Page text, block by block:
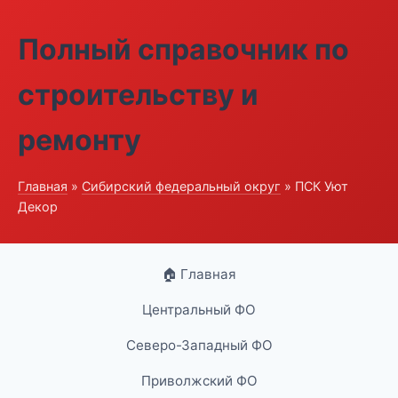
Полный справочник по
строительству и
ремонту
Главная » Сибирский федеральный округ » ПСК Уют
Декор
🏠 Главная
Центральный ФО
Северо-Западный ФО
Приволжский ФО